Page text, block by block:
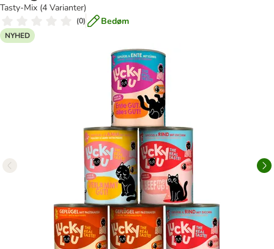
Tasty-Mix (4 Varianter)
(0) Bedøm
NYHED